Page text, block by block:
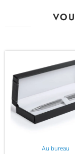
Au bureau